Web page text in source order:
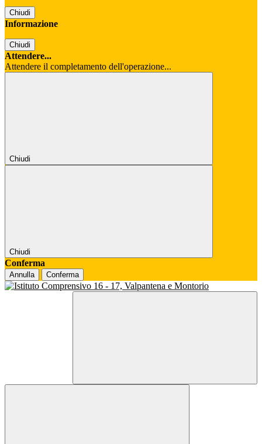
Chiudi
Informazione
Chiudi
Attendere...
Attendere il completamento dell'operazione...
Chiudi
Chiudi
Conferma
Annulla Conferma